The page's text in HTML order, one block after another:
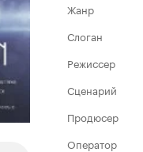
Жанр
Слоган
Режиссер
Сценарий
Продюсер
Оператор